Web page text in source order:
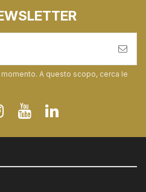
A questo scopo, cerca le